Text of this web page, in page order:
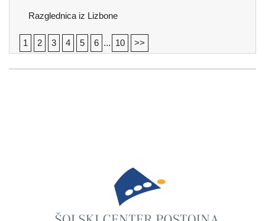
Razglednica iz Lizbone
1 2 3 4 5 6 ... 10 >>